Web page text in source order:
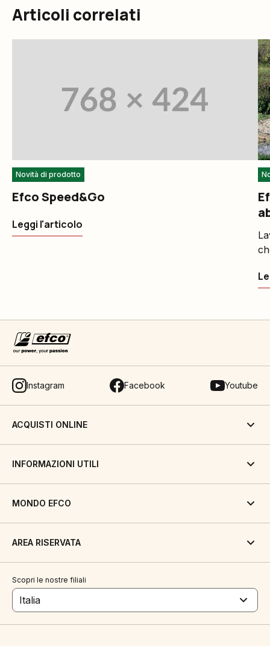
Articoli correlati
Novità di prodotto
Efco Speed&Go
Leggi l'articolo
Instagram Facebook Youtube
ACQUISTI ONLINE
INFORMAZIONI UTILI
MONDO EFCO
AREA RISERVATA
Scopri le nostre filiali
Italia